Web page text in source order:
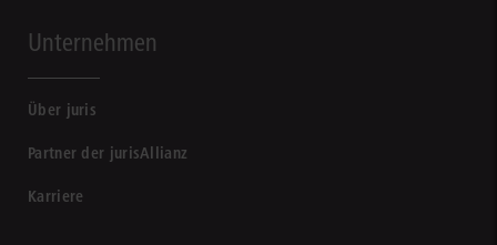
Unternehmen
Über juris
Partner der jurisAllianz
Karriere